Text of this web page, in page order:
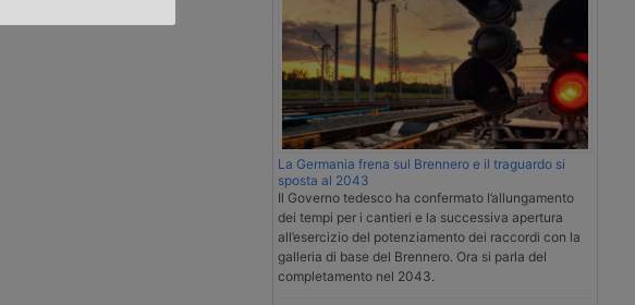
La Germania frena sul Brennero e il traguardo si
sposta al 2043
Il Governo tedesco ha confermato l’allungamento
dei tempi per i cantieri e la successiva apertura
all’esercizio del potenziamento dei raccordi con la
galleria di base del Brennero. Ora si parla del
completamento nel 2043.